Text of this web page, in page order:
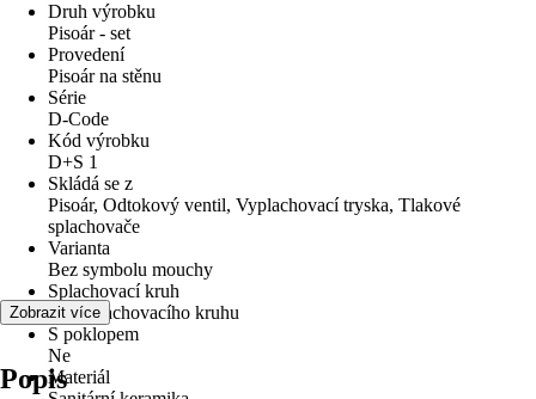
Druh výrobku
Pisoár - set
Provedení
Pisoár na stěnu
Série
D-Code
Kód výrobku
D+S 1
Skládá se z
Pisoár, Odtokový ventil, Vyplachovací tryska, Tlakové
splachovače
Varianta
Bez symbolu mouchy
Splachovací kruh
Bez splachovacího kruhu
S poklopem
Ne
Materiál
Zobrazit více
Popis